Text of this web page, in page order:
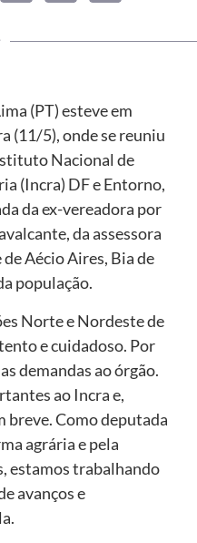
(PT) esteve em
(11/5), onde se reuniu
Nacional de
(Incra) DF e Entorno,
da ex-vereadora por
da assessora
Aécio Aires, Bia de
população.
Norte e Nordeste de
e cuidadoso. Por
demandas ao órgão.
ao Incra e,
breve. Como deputada
agrária e pela
estamos trabalhando
avanços e